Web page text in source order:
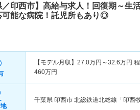
／印西市】高給与求人！回復期～生
可能な病院！託児所もあり◎
【モデル月収】 27.0万円～32.6万円
460万円
千葉県 印西市 北総鉄道北総線「印西